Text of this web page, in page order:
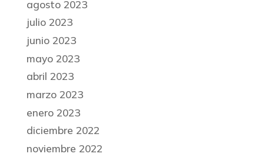
agosto 2023
julio 2023
junio 2023
mayo 2023
abril 2023
marzo 2023
enero 2023
diciembre 2022
noviembre 2022